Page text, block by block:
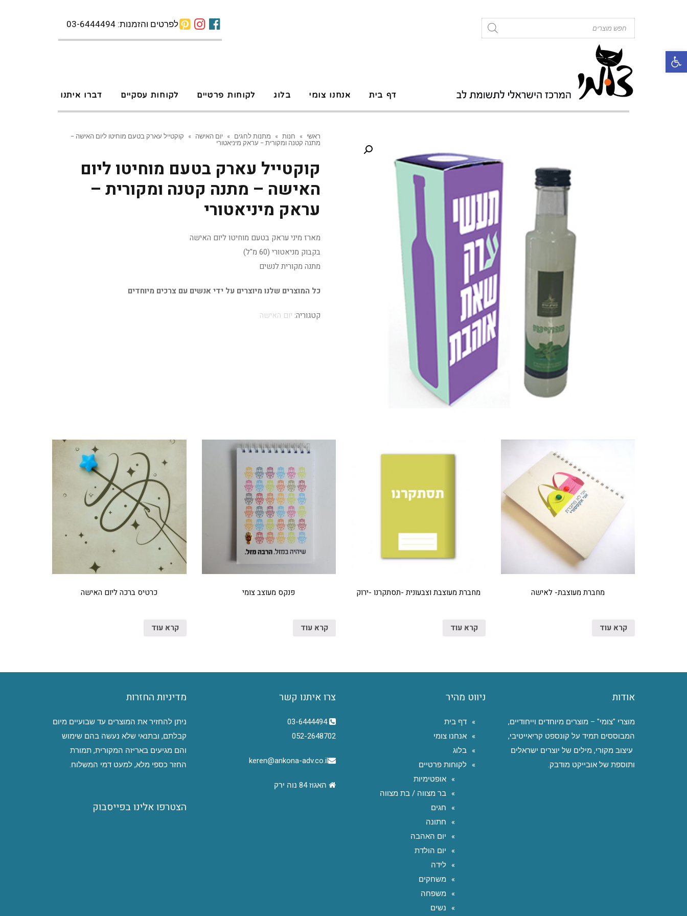
פתח סרגל נגישות
לפרטים והזמנות: 03-6444494
דף בית אנחנו צומי בלוג לקוחות פרטיים לקוחות עסקיים דברו איתנו
ראשי » חנות » מתנות לחגים » יום האישה »
קוקטייל עארק בטעם מוחיטו ליום האישה –
מתנה קטנה ומקורית – עראק מיניאטורי
קוקטייל עארק בטעם מוחיטו ליום
האישה – מתנה קטנה ומקורית –
עראק מיניאטורי
מארז מיני עראק בטעם מוחיטו ליום האישה
בקבוק מניאטורי (60 מ"ל)
מתנה מקורית לנשים
כל המוצרים שלנו מיוצרים על ידי אנשים עם צרכים מיוחדים
קטגוריה: יום האישה
מוצרים קשורים
מחברת מעוצבת- לאישה
קרא עוד
מחברת מעוצבת וצבעונית -תסתקרנו -ירוק
קרא עוד
פנקס מעוצב צומי
קרא עוד
כרטיס ברכה ליום האישה
קרא עוד
אודות
מוצרי "צומי" – מוצרים מיוחדים וייחודיים,
המבוססים תמיד על קונספט קריאייטיבי,
עיצוב מקורי, מילים של יוצרים ישראלים
ותוספת של אובייקט מודבק.
ניווט מהיר
דף בית
אנחנו צומי
בלוג
לקוחות פרטיים
אופטימיות
בר מצווה / בת מצווה
חגים
חתונה
יום האהבה
יום הולדת
לידה
משחקים
משפחה
נשים
צרו איתנו קשר
03-6444494
052-2648702
keren@ankona-adv.co.il
האגוז 84 נוה ירק
מדיניות החזרות
ניתן להחזיר את המוצרים עד שבועיים מיום
קבלתם, ובתנאי שלא נעשה בהם שימוש
והם מגיעים באריזה המקורית, תמורת
החזר כספי מלא, למעט דמי המשלוח.
הצטרפו אלינו בפייסבוק